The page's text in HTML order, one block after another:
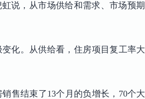
说，从市场供给和需求、市场预
化。从供给看，住房项目复工率
售结束了13个月的负增长，70个